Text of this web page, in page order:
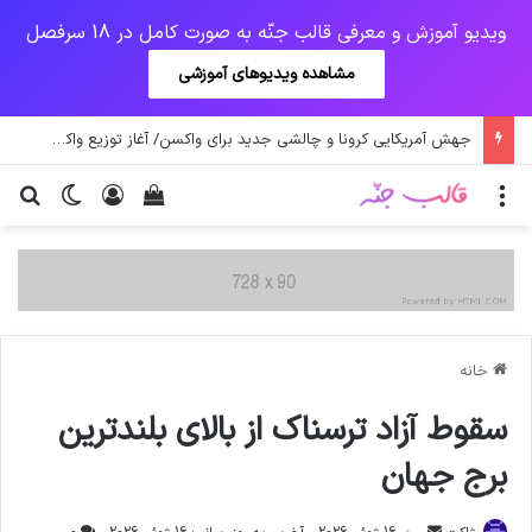
ویدیو آموزش و معرفی قالب جنّه به صورت کامل در 18 سرفصل
مشاهده ویدیوهای آموزشی
جهش آمریکایی کرونا و چالشی جدید برای واکسن/ آغاز توزیع واکسن از سوی اتحادیه کوواکس
تغییر ورود
دیدن سبد خرید منو
خانه
سقوط آزاد ترسناک از بالای بلندترین
برج جهان